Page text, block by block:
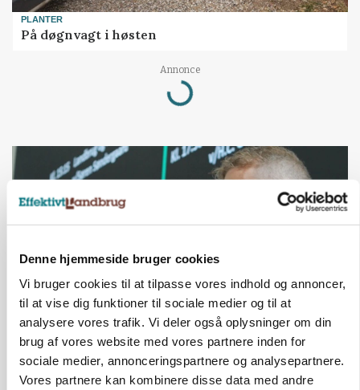
Denne hjemmeside bruger cookies
Vi bruger cookies til at tilpasse vores indhold og annoncer,
til at vise dig funktioner til sociale medier og til at
analysere vores trafik. Vi deler også oplysninger om din
brug af vores website med vores partnere inden for
sociale medier, annonceringspartnere og analysepartnere.
Vores partnere kan kombinere disse data med andre
PLANTER
På døgnvagt i høsten
Annonce
Loading...
GRISE
Svineproducenter kalder Danish Crowns pris en
katastrofe